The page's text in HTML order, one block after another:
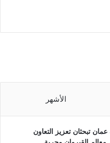
الأشهر
تبحثان تعزيز التعاون